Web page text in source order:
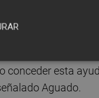
sean
de
histórica del
conceder esta
Aguado.